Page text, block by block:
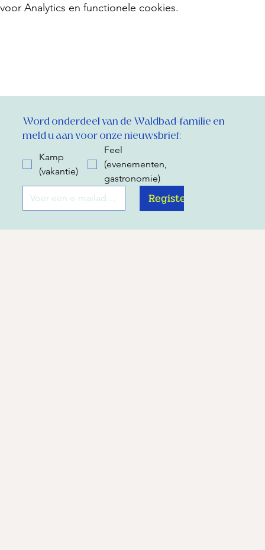
voor Analytics en functionele cookies.
Word onderdeel van de Waldbad-familie en
meld u aan voor onze nieuwsbrief:
Kamp
(vakantie)
Feel
(evenementen,
gastronomie)
Register